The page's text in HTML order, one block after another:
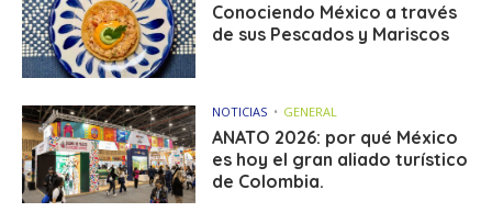
Conociendo México a través
de sus Pescados y Mariscos
NOTICIAS GENERAL
ANATO 2026: por qué México
es hoy el gran aliado turístico
de Colombia.